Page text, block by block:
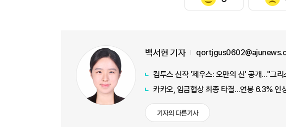
백서현 기자
컴투스 신작 '제우스: 오만의 신' 공개…"그
카카오, 임금협상 최종 타결…연봉 6.3% 인
기자의 다른기사